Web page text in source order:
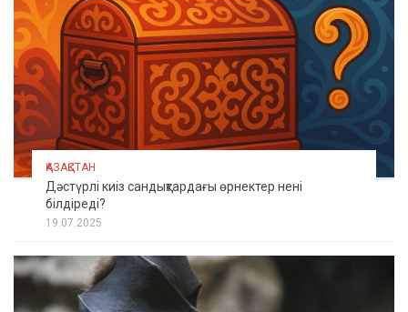
ҚАЗАҚСТАН
Дәстүрлі киіз сандықтардағы өрнектер нені
білдіреді?
19.07.2025